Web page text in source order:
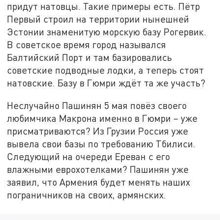
придут натовцы. Такие примеры есть. Пётр
Первый строил на территории нынешней
Эстонии знаменитую морскую базу Рогервик.
В советское время город назывался
Балтийский Порт и там базировались
советские подводные лодки, а теперь стоят
натовские. Базу в Гюмри ждёт та же участь?
Неслучайно Пашинян 5 мая повёз своего
любимчика Макрона именно в Гюмри – уже
присматриваются? Из Грузии Россия уже
вывела свои базы по требованию Тбилиси.
Следующий на очереди Ереван с его
влажными еврохотелками? Пашинян уже
заявил, что Армения будет менять наших
пограничников на своих, армянских.